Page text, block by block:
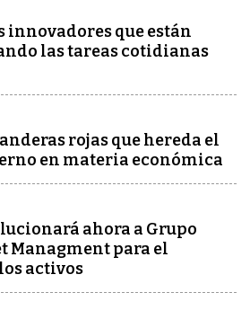
innovadores que están
las tareas cotidianas
rojas que hereda el
en materia económica
ahora a Grupo
Managment para el
activos